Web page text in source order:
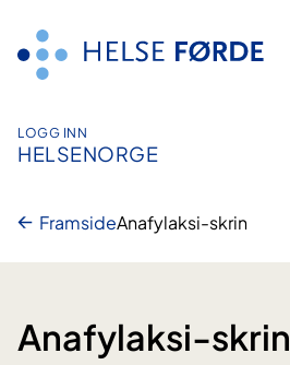
innhald
LOGG INN
HELSENORGE
FramsideAnafylaksi-skrin
Anafylaksi-skrin